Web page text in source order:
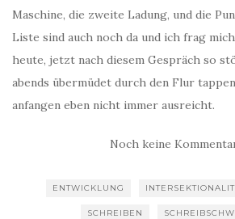
Maschine, die zweite Ladung, und die
Liste sind auch noch da und ich frag
heute, jetzt nach diesem Gespräch so
abends übermüdet durch den Flur
anfangen eben nicht immer ausreicht.
Noch keine
ENTWICKLUNG
SCHREIBEN